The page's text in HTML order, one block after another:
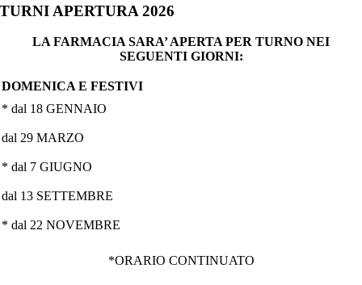
TURNI APERTURA 2026
LA FARMACIA SARA’ APERTA PER TURNO NEI
SEGUENTI GIORNI:
DOMENICA E FESTIVI
* dal 18 GENNAIO
dal 29 MARZO
* dal 7 GIUGNO
dal 13 SETTEMBRE
* dal 22 NOVEMBRE
*ORARIO CONTINUATO